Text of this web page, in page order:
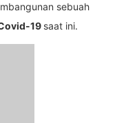
sebuah
19 saat ini.